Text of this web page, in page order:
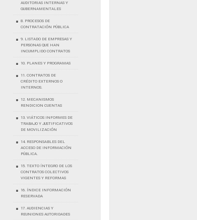
AUDITORIAS INTERNAS Y
GUBERNAMENTALES
8. PROCESOS DE
CONTRATACIÓN PÚBLICA
9. LISTADO DE EMPRESAS Y
PERSONAS QUE HAN
INCUMPLIDO CONTRATOS
10. PLANES Y PROGRAMAS
11. CONTRATOS DE
CRÉDITO EXTERNOS O
INTERNOS.
12. MECANISMOS
RENDICION CUENTAS
13. VIÁTICOS INFORMES DE
TRABAJO Y JUSTIFICATIVOS
DE MOVILIZACIÓN
14. RESPONSABLES DEL
ACCESO DE INFORMACIÓN
PÚBLICA.
15. TEXTO ÍNTEGRO DE LOS
CONTRATOS COLECTIVOS
VIGENTES Y REFORMAS
16. ÍNDICE INFORMACIÓN
RESERVADA
17. AUDIENCIAS Y
REUNIONES AUTORIDADES